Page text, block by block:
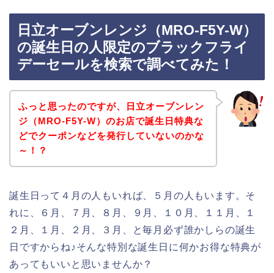
日立オーブンレンジ（MRO-F5Y-W）
の誕生日の人限定のブラックフライ
デーセールを検索で調べてみた！
ふっと思ったのですが、日立オーブンレン
ジ（MRO-F5Y-W）のお店で誕生日特典な
どでクーポンなどを発行していないのかな
～！？
誕生日って４月の人もいれば、５月の人もいます。そ
れに、６月、７月、８月、９月、１０月、１１月、１
２月、１月、２月、３月、と毎月必ず誰かしらの誕生
日ですからね♪そんな特別な誕生日に何かお得な特典が
あってもいいと思いませんか？